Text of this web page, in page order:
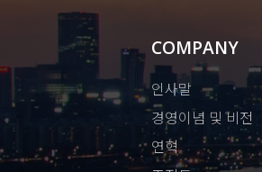
COMPANY
인사말
경영이념 및 비전
연혁